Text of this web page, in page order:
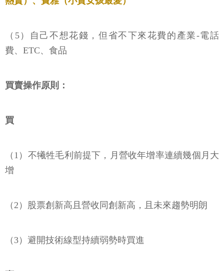
（5）自己不想花錢，但省不下來花費的產業-電話
費、ETC、食品
買賣操作原則：
買
（1）不犧牲毛利前提下，月營收年增率連續幾個月大
增
（2）股票創新高且營收同創新高，且未來趨勢明朗
（3）避開技術線型持續弱勢時買進